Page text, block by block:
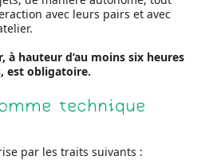
avec leurs pairs et avec
à hauteur d’au moins six heures
est obligatoire.
technique
par les traits suivants :